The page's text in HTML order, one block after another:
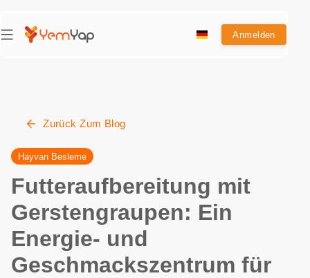
Anmelden
Zurück Zum Blog
Hayvan Besleme
Futteraufbereitung mit
Gerstengraupen: Ein
Energie- und
Geschmackszentrum für